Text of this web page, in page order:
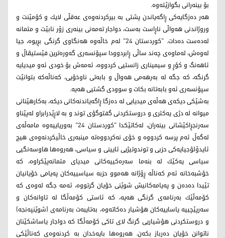
بۆ بینه‌رانی بگوازێته‌وه‌.
هه‌ر ده‌زگایه‌كی ڕاگه‌یاندن پشتی به‌ بیركردنه‌وه‌ی عه‌قڵی لایك و كۆمێنت و
وروژاندنی هه‌واڵی ناڕاست به‌ست، دواجار ته‌مه‌نی بینه‌ری زۆر نابێت و متمانه‌
له‌ده‌ست ده‌دات. "كوردستان 24" له‌م خاڵه‌وه‌ هه‌نگاوی گرنگی بڕیوه،‌ جیا
له‌وه‌ش، له‌ماوەی‌ چه‌ند ساڵی ڕابردوودا سپۆنسه‌ری گه‌وره‌ترین فێستیڤاڵ و
ئاهه‌نگ و كۆڕ و سیمیناری زانستیی كردووه‌،‌ ئه‌مه‌ش بۆ خودی ئه‌و میدیایه‌
گرنگه‌، كه‌ جگه‌ له‌ به‌رهه‌می هه‌واڵ و بابه‌تی ناوخۆیی، كه‌ناڵه‌کە بتوانێت
سپۆنسه‌ری ئه‌و بابه‌تانه‌ بكات و سوودی گشتیی هه‌یه‌.
به‌شێكی دیكه‌ی هه‌ڵه‌ی میدیایی له‌ ده‌زگا ڕاگه‌یاندنه‌كانی دیكه‌، به‌كارهێنانی
میوانه‌ له ‌دژی یه‌كتری و دروستكردنی گفتوگۆی توند و به‌ لاڕێدرابراو له‌پێناو
سه‌رنجڕاكێشانی بینه‌ران، له‌كاتێكدا "كوردستان 24" به‌وریاییه‌وه‌ مامه‌ڵه‌ی
له‌گه‌ڵ ئه‌م پرسه‌ كردووه‌ و خۆی نه‌كردووه‌ته‌ مینبه‌ری خاڵیكردنه‌وه‌ی هیچ
ئایدۆلۆجیایه‌كی حزبی و توندوتیژیی ئایینی و سیاسی، هه‌روەها هاوسه‌نگیی
سیاسی یه‌كێك له‌ بنه‌ما سه‌ره‌كییه‌كانی میدیای متمانه‌پێكراوه،‌ كه‌
خۆشبه‌خانه‌ ئه‌م كه‌ناڵه‌ ڕۆژانه‌ هه‌موو حزبه‌ سیاسییه‌كان په‌یامی خۆیانیان
تێیدا ده‌ده‌ن و په‌یامه‌كانیش شوێنی خۆیان گرتووه‌، ئه‌مه‌ جگه‌ له‌وه‌ی كه‌
كۆمه‌ڵێك به‌رنامه‌ی گرنگی هه‌یه‌، كه‌ ئاستی كۆمه‌ڵگا له‌ تاوانه‌كان و
سه‌رپێچییه‌ یاساییه‌كان هۆشیار ده‌كاته‌وه،‌ به‌تایبه‌ت به‌رنامه‌ی (شوێنپه‌نجه‌)
و دروستكردنی هۆشیاریی گرنگ لای تاكی كۆمه‌ڵگا كه‌ دواجار یاساشكێنان
ناتوانن خۆیان ده‌رباز بكه‌ن. هه‌روه‌ها بایه‌خدان به‌ كردنه‌وه‌ی كه‌ناڵێكی